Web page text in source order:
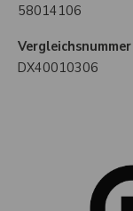
58014106
Vergleichsnummer
DX40010306